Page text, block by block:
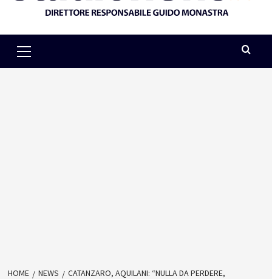
Menu
HOME NEWS
CATANZARO, AQUILANI: “NULLA DA PERDERE,